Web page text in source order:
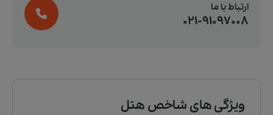
ارتباط با ما
021-91097008
ویژگی های شاخص هتل